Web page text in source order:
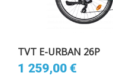
TVT E-URBAN 26P
1 259,00 €